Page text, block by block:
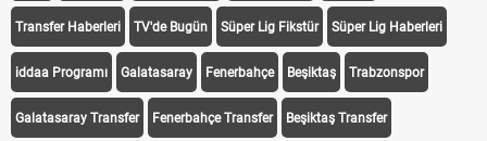
Transfer Haberleri TV'de Bugün Süper Lig Fikstür Süper Lig Haberleri
iddaa Programı Galatasaray Fenerbahçe Beşiktaş Trabzonspor
Galatasaray Transfer Fenerbahçe Transfer Beşiktaş Transfer